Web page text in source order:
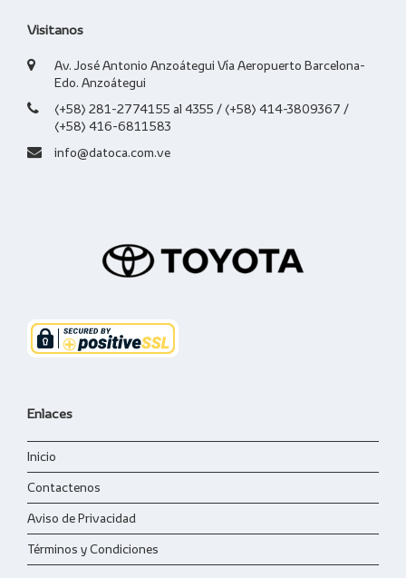
Visitanos
Av. José Antonio Anzoátegui Vía Aeropuerto Barcelona-
Edo. Anzoátegui
(+58) 281-2774155 al 4355 / (+58) 414-3809367 /
(+58) 416-6811583
info@datoca.com.ve
Enlaces
Inicio
Contactenos
Aviso de Privacidad
Términos y Condiciones